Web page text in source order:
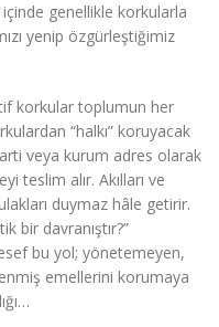
içinde genellikle korkularla
yenip özgürleştiğimiz
korkular toplumun her
“halkı” koruyacak
veya kurum adres olarak
teslim alır. Akılları ve
duymaz hâle getirir.
bir davranıştır?”
bu yol; yönetemeyen,
emellerini korumaya